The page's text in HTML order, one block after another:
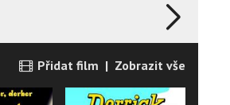
Přidat film | Zobrazit vše